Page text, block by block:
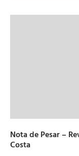
Nota de Pesar –
Costa